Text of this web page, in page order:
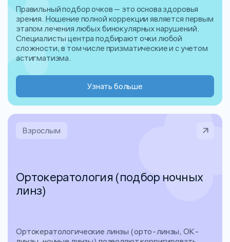
Правильный подбор очков — это основа здоровья
зрения. Ношение полной коррекции является первым
этапом лечения любых бинокулярных нарушений.
Специалисты центра подбирают очки любой
сложности, в том числе призматические и с учетом
астигматизма.
Узнать больше
Взрослым
Ортокератология (подбор ночных
линз)
Ортокератологические линзы (орто-линзы, ОК-